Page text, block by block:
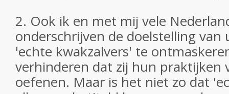
2. Ook ik en met mij vele
onderschrijven de doelstelling van
'echte kwakzalvers' te
verhinderen dat zij hun praktijken
oefenen. Maar is het niet zo dat